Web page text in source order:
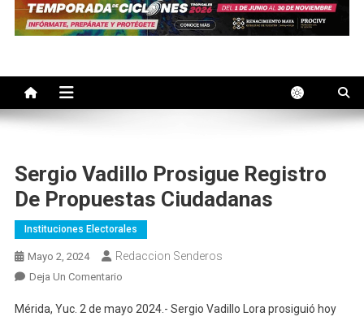
Sergio Vadillo Prosigue Registro
De Propuestas Ciudadanas
Instituciones Electorales
Mayo 2, 2024 Redaccion Senderos
Deja Un ComentarioEn
Vadillo
Mérida, Yuc. 2 de mayo 2024.- Sergio Vadillo Lora prosiguió hoy